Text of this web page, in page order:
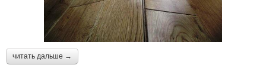
читать дальше →